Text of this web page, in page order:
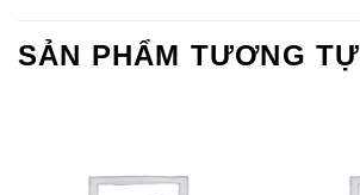
SẢN PHẨM TƯƠNG TỰ